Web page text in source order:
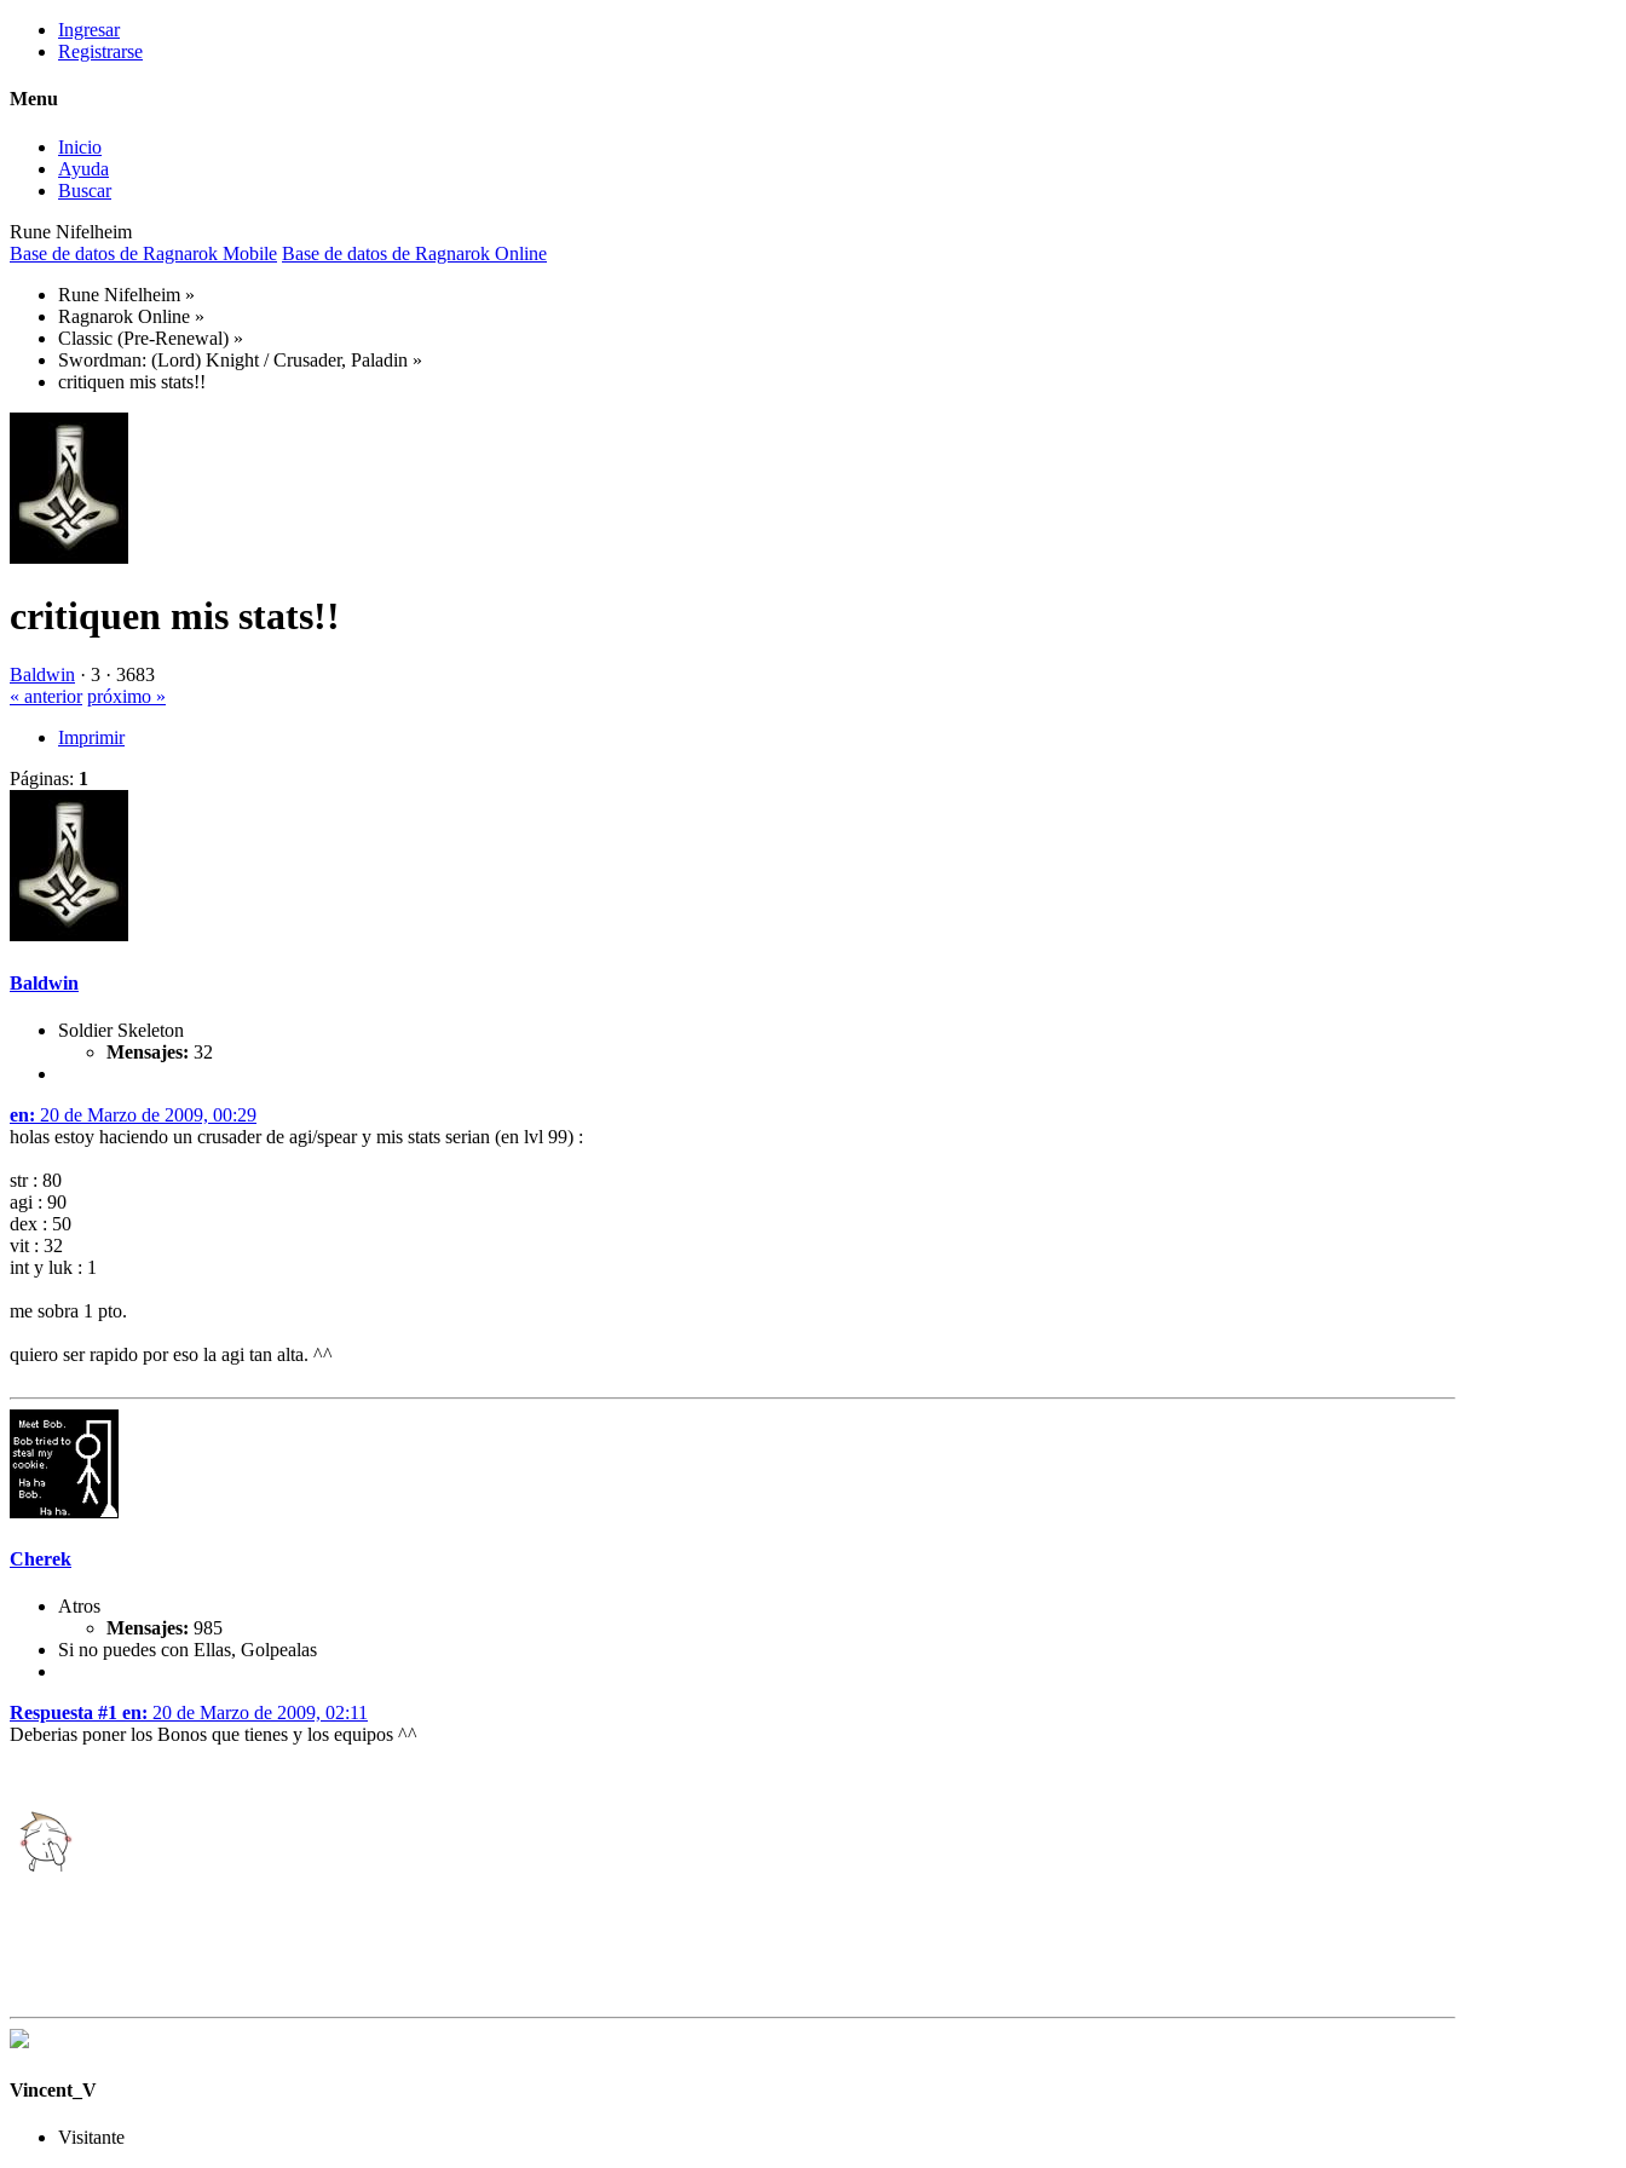
Ingresar
Registrarse
Menu
Inicio
Ayuda
Buscar
Rune Nifelheim
Base de datos de Ragnarok Mobile Base de datos de Ragnarok Online
Rune Nifelheim »
Ragnarok Online »
Classic (Pre-Renewal) »
Swordman: (Lord) Knight / Crusader, Paladin »
critiquen mis stats!!
critiquen mis stats!!
Baldwin · 3 · 3683
« anterior próximo »
Imprimir
Páginas: 1
Baldwin
Soldier Skeleton
Mensajes: 32
en: 20 de Marzo de 2009, 00:29
holas estoy haciendo un crusader de agi/spear y mis stats serian (en lvl 99) :
str : 80
agi : 90
dex : 50
vit : 32
int y luk : 1
me sobra 1 pto.
quiero ser rapido por eso la agi tan alta. ^^
Cherek
Atros
Mensajes: 985
Si no puedes con Ellas, Golpealas
Respuesta #1 en: 20 de Marzo de 2009, 02:11
Deberias poner los Bonos que tienes y los equipos ^^
Vincent_V
Visitante